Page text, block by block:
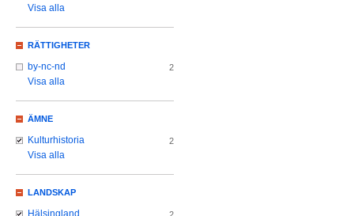
Visa alla
RÄTTIGHETER
by-nc-nd 2
Visa alla
ÄMNE
Kulturhistoria 2
Visa alla
LANDSKAP
Hälsingland